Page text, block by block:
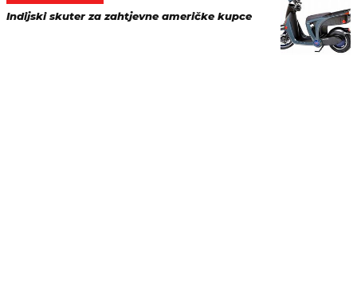
Indijski skuter za zahtjevne američke kupce